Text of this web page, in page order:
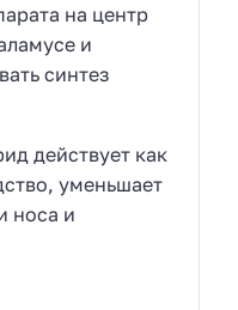
на центр
и
синтез
действует как
уменьшает
носа и